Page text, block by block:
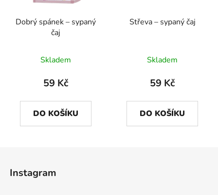
Dobrý spánek – sypaný
čaj
Skladem
59 Kč
DO KOŠÍKU
Střeva – sypaný čaj
Skladem
59 Kč
DO KOŠÍKU
Instagram